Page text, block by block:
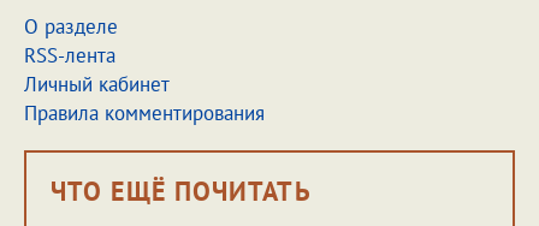
О разделе
RSS-лента
Личный кабинет
Правила комментирования
ЧТО ЕЩЁ ПОЧИТАТЬ